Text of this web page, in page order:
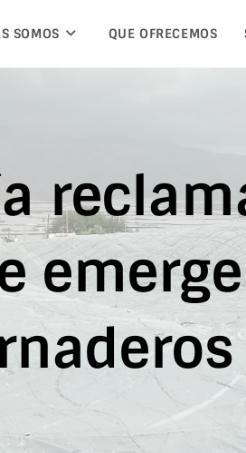
SOMOS QUE OFRECEMOS